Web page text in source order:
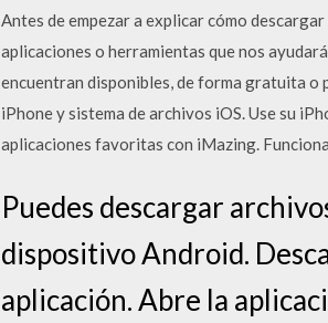
Antes de empezar a explicar cómo
aplicaciones o herramientas que nos
encuentran disponibles, de forma gratuita o
iPhone y sistema de archivos iOS. Use su
aplicaciones favoritas con iMazing.
Puedes descargar
dispositivo Android.
aplicación. Abre la